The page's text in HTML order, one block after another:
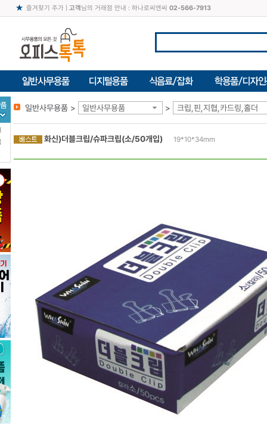
즐겨찾기 추가| 고객님의 거래점 안내 : 하나로씨엔씨 02-566-7913
일반사무용품 > 일반사무용품 > 크립,핀,지협,카드링,홀더
화신)더블크립/슈파크립(소/50개입) 19*10*34mm